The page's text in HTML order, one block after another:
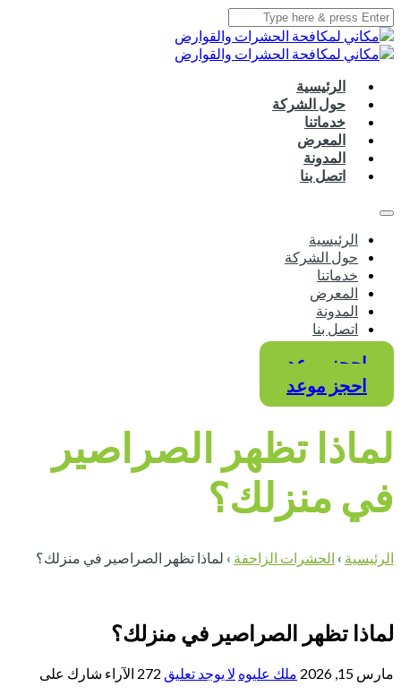
الرئيسية
حول الشركة
خدماتنا
المعرض
المدونة
اتصل بنا
الرئيسية
حول الشركة
خدماتنا
المعرض
المدونة
اتصل بنا
احجز موعد
احجز موعد
لماذا تظهر الصراصير
في منزلك؟
الرئيسية › الحشرات الزاحفة › لماذا تظهر الصراصير في منزلك؟
لماذا تظهر الصراصير في منزلك؟
مارس 15, 2026 ملك عليوه لا يوجد تعليق 272 الآراء شارك على